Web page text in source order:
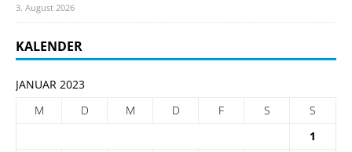
3. August 2026
KALENDER
JANUAR 2023
M
D M D F S
S
1